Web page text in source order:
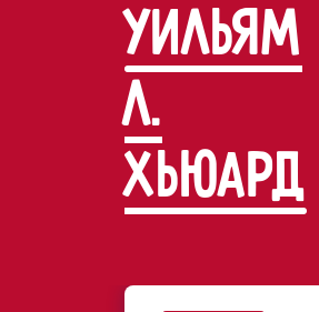
Уильям
Л.
Хьюард